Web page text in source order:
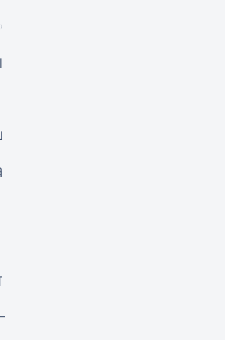
в Центральной кассе
от покупателей
возврате товара от